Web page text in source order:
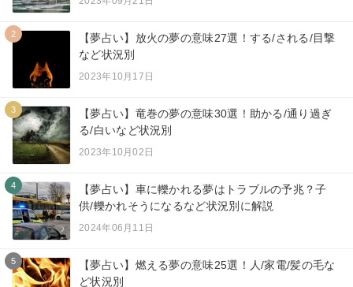
2
【夢占い】放火の夢の意味27選！する/される/目撃
など状況別
2023年10月17日
3
【夢占い】竜巻の夢の意味30選！助かる/通り過ぎ
る/白いなど状況別
2023年10月02日
4
【夢占い】車に轢かれる夢はトラブルの予兆？子
供/轢かれそうになるなど状況別に解説
2024年06月11日
5
【夢占い】燃える夢の意味25選！人/家電/髪の毛な
ど状況別